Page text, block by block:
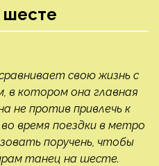
шесте
свою жизнь с
котором она главная
не против привлечь к
время поездки в метро
поручень, чтобы
танец на шесте.